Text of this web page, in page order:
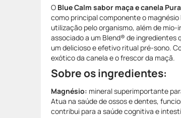
O Blue Calm sabor maça e canela
como principal componente o
utilização pelo organismo, além de
associado a um Blend® de ingredientes
um delicioso e efetivo ritual pré-sono.
exótico da canela e o frescor da maçã.
Sobre os ingredientes:
Magnésio: mineral superimportante
Atua na saúde de ossos e dentes,
contribui para a saúde cognitiva e